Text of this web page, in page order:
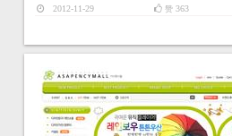
2012-11-29 赞363